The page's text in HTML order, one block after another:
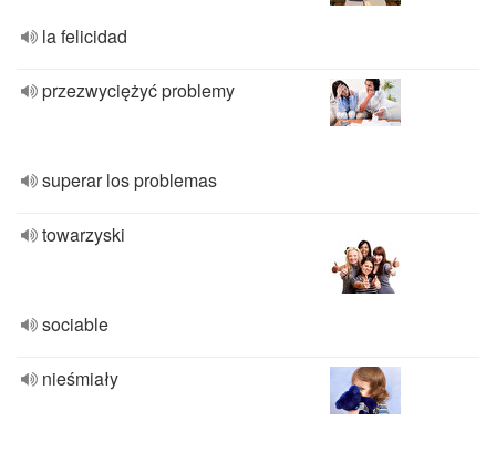
la felicidad
przezwyciężyć problemy
superar los problemas
towarzyski
sociable
nieśmiały